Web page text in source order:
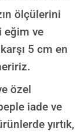
ölçülerini
eğim ve
5 cm en
özel
iade ve
yırtık,